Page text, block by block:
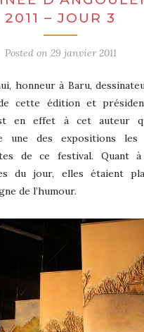
2011 – JOUR 3
Posted on 29 janvier 2011
honneur à Baru,
cette édition et
en effet à cet auteur
une des expositions les
de ce festival. Quant
du jour, elles étaient
de l’humour.